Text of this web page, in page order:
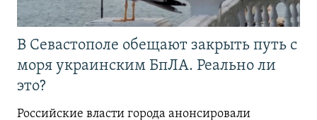
В Севастополе обещают закрыть путь с
моря украинским БпЛА. Реально ли
это?
Российские власти города анонсировали